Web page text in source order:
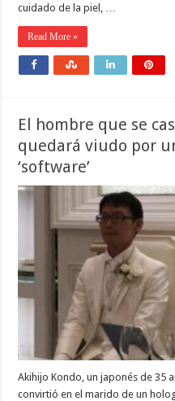
cuidado de la piel, …
Read More »
El hombre que se
quedará viudo por
‘software’
Akihijo Kondo, un japonés de 35
convirtió en el marido de un